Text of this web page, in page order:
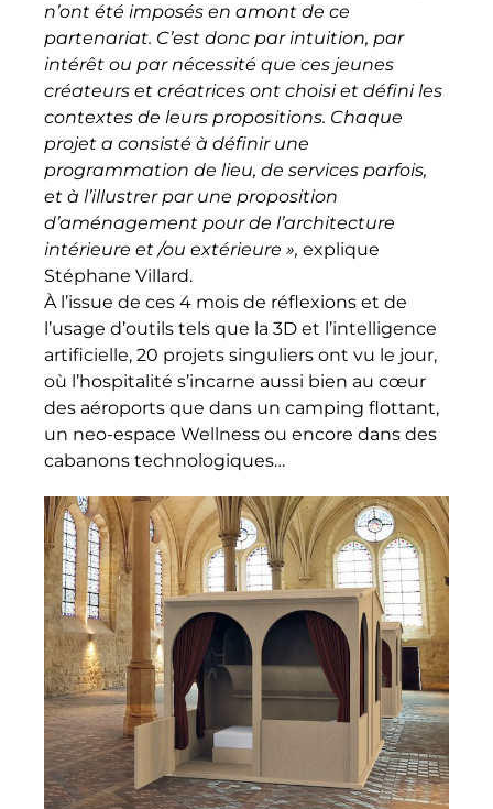
n’ont été imposés en amont de ce
partenariat. C’est donc par intuition, par
intérêt ou par nécessité que ces jeunes
créateurs et créatrices ont choisi et défini les
contextes de leurs propositions. Chaque
projet a consisté à définir une
programmation de lieu, de services parfois,
et à l’illustrer par une proposition
d’aménagement pour de l’architecture
intérieure et /ou extérieure », explique
Stéphane Villard.
À l’issue de ces 4 mois de réflexions et de
l’usage d’outils tels que la 3D et l’intelligence
artificielle, 20 projets singuliers ont vu le jour,
où l’hospitalité s’incarne aussi bien au cœur
des aéroports que dans un camping flottant,
un neo-espace Wellness ou encore dans des
cabanons technologiques…